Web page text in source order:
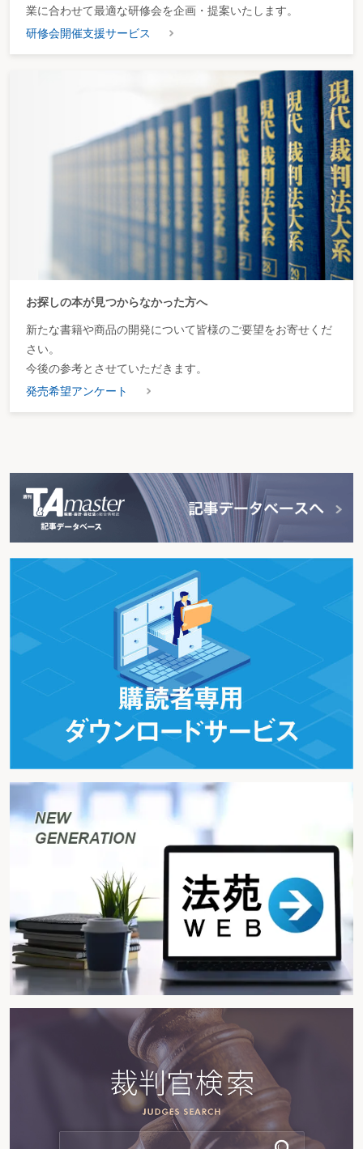
業に合わせて最適な研修会を企画・提案いたします。
研修会開催支援サービス
お探しの本が見つからなかった方へ
新たな書籍や商品の開発について皆様のご要望をお寄せくだ
さい。
今後の参考とさせていただきます。
発売希望アンケート